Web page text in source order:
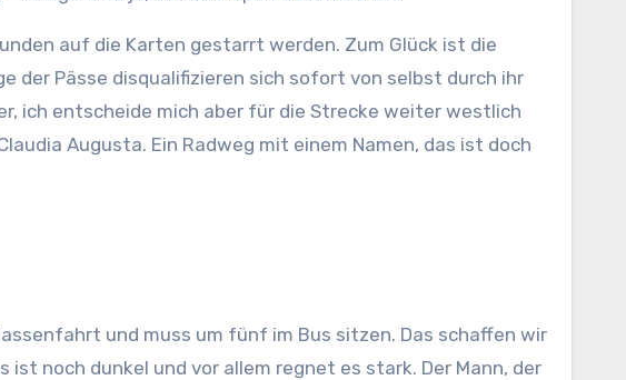
auf die Karten gestarrt werden. Zum Glück ist die
der Pässe disqualifizieren sich sofort von selbst durch ihr
ich entscheide mich aber für die Strecke weiter westlich
Augusta. Ein Radweg mit einem Namen, das ist doch
und muss um fünf im Bus sitzen. Das schaffen wir
noch dunkel und vor allem regnet es stark. Der Mann, der